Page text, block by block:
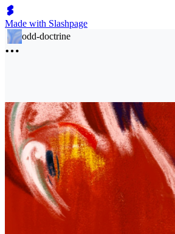
Made with Slashpage
odd-doctrine